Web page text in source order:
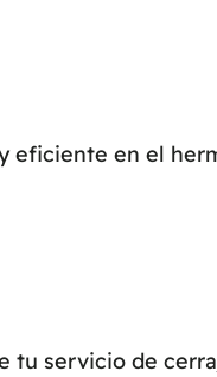
eficiente en el
tu servicio de